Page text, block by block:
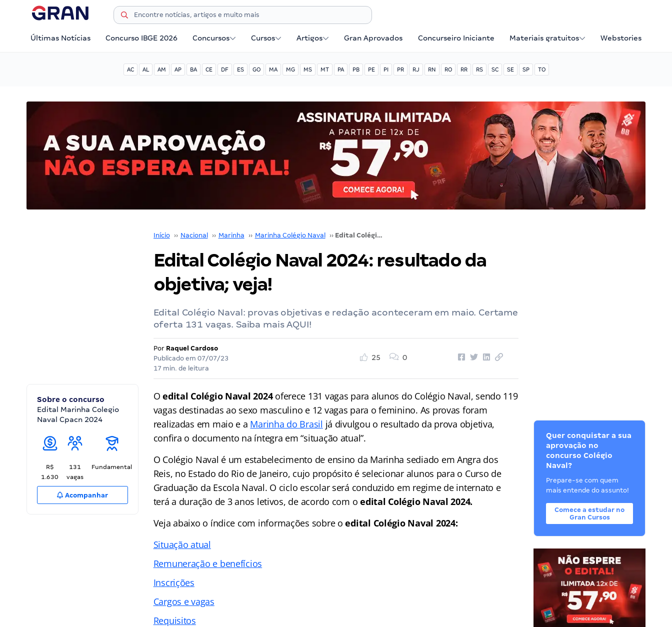
Últimas Notícias Concurso IBGE 2026 Concursos Cursos Artigos Gran Aprovados Concurseiro Iniciante Materiais gratuitos Webstories
AC AL AM AP BA CE DF ES GO MA MG MS MT PA PB PE PI PR RJ RN RO RR RS SC SE SP TO
Início ›› Nacional ›› Marinha ›› Marinha Colégio Naval ›› Edital Colégio Naval 2024: resultado da objetiva; veja!
Edital Colégio Naval 2024: resultado da
objetiva; veja!
Edital Colégio Naval: provas objetivas e redação aconteceram em maio. Certame
oferta 131 vagas. Saiba mais AQUI!
Por Raquel Cardoso
Publicado em 07/07/23
17 min. de leitura
25 0
Sobre o concurso
Edital Marinha Colegio
Naval Cpacn 2024
R$
1.630
131
vagas
Fundamental
Acompanhar
Oedital Colégio Naval 2024oferece 131 vagas para alunos do Colégio Naval, sendo 119
vagas destinadas ao sexo masculino e 12 vagas para o feminino. As provas foram
realizadas em maio e a Marinha do Brasil já divulgou o resultado da prova objetiva,
confira o documento na íntegra em “situação atual”.
O Colégio Naval é um estabelecimento de ensino da Marinha sediado em Angra dos
Reis, no Estado do Rio de Janeiro, cujo propósito é selecionar alunos para o Curso de
Graduação da Escola Naval. O ciclo escolar será conduzido em regime de internato e
terá a duração de 3 anos letivos, de acordo com oedital Colégio Naval 2024.
Veja abaixo o índice com informações sobre oedital Colégio Naval 2024:
Situação atual
Remuneração e benefícios
Inscrições
Cargos e vagas
Requisitos
Quer conquistar a sua
aprovação no
concurso Colégio
Naval?
Prepare-se com quem
mais entende do assunto!
Comece a estudar no
Gran Cursos